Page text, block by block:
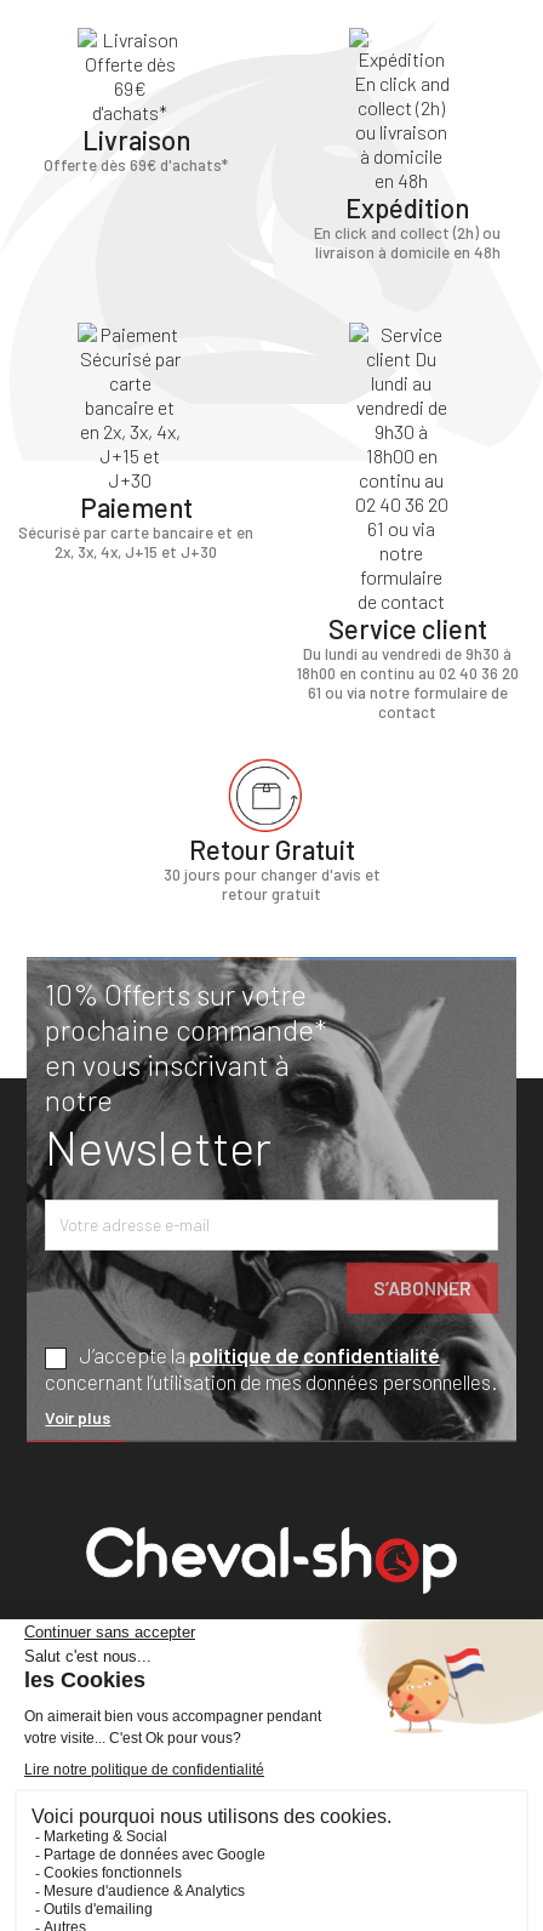
Livraison
Offerte dès 69€ d'achats*
Expédition
En click and collect (2h) ou
livraison à domicile en 48h
Paiement
Sécurisé par carte bancaire et en
2x, 3x, 4x, J+15 et J+30
Service client
Du lundi au vendredi de 9h30 à
18h00 en continu au 02 40 36 20
61 ou via notre formulaire de
contact
Retour Gratuit
30 jours pour changer d'avis et
retour gratuit
10% Offerts sur votre
prochaine commande*
en vous inscrivant à
notre
Newsletter
J’accepte lapolitique de confidentialité
concernant l’utilisation de mes données personnelles.
Voir plus
France
+33 (0)2 40 36 20 61
Facebook